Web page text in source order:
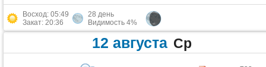
Восход: 05:49
Закат: 20:36
28 день
Видимость 4%
12 августа Ср